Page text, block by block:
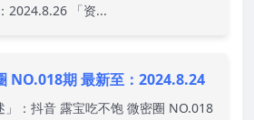
2024.8.26 「资...
NO.018期 最新至：2024.8.24
」：抖音 露宝吃不饱 微密圈 NO.018